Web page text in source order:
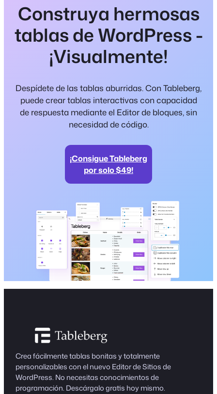
Construya hermosas
tablas de WordPress -
¡Visualmente!
Despídete de las tablas aburridas. Con Tableberg,
puede crear tablas interactivas con capacidad
de respuesta mediante el Editor de bloques, sin
necesidad de código.
¡Consigue Tableberg
por solo $49!
Crea fácilmente tablas bonitas y totalmente
personalizables con el nuevo Editor de Sitios de
WordPress. No necesitas conocimientos de
programación. Descárgalo gratis hoy mismo.